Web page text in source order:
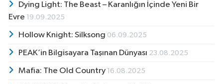
Dying Light: The Beast – Karanlığın İçinde Yeni Bir
Evre 19.09.2025
Hollow Knight: Silksong 06.09.2025
PEAK’in Bilgisayara Taşınan Dünyası 23.08.2025
Mafia: The Old Country 16.08.2025